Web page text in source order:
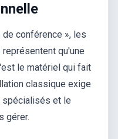
conférence », les
qu'une
le matériel qui fait
classique exige
spécialisés et le
gérer.